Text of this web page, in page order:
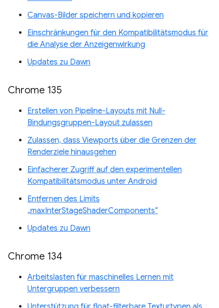
Canvas-Bilder speichern und kopieren
Einschränkungen für den Kompatibilitätsmodus für
die Analyse der Anzeigenwirkung
Updates zu Dawn
Chrome 135
Erstellen von Pipeline-Layouts mit Null-
Bindungsgruppen-Layout zulassen
Zulassen, dass Viewports über die Grenzen der
Renderziele hinausgehen
Einfacherer Zugriff auf den experimentellen
Kompatibilitätsmodus unter Android
Entfernen des Limits
„maxInterStageShaderComponents“
Updates zu Dawn
Chrome 134
Arbeitslasten für maschinelles Lernen mit
Untergruppen verbessern